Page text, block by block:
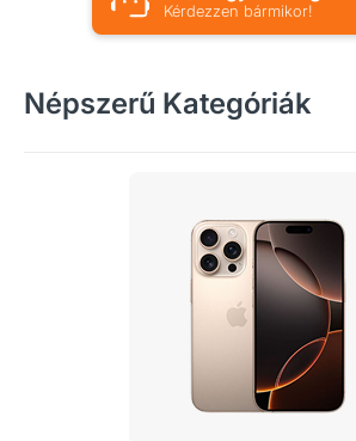
Kérdezzen bármikor!
Népszerű Kategóriák